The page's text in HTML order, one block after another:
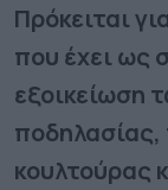
Πρόκειται
που έχει ως
εξοικείωση
ποδηλασίας,
κουλτούρας